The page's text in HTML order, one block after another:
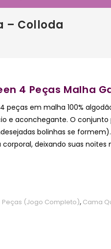
– Colloda
4 Peças Malha
peças em malha 100%
e aconchegante. O
bolinhas se
deixando suas
Peças (Jogo Completo), Cama